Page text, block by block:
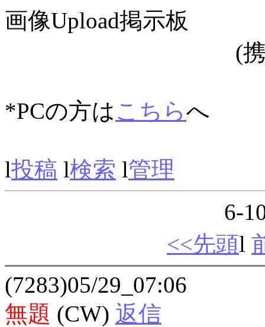
画像Upload掲示板
(
*PCの方はこちらへ
l投稿 l検索 l管理
6-
<<先頭l
(7283)05/29_07:06
無題 (CW) 返信